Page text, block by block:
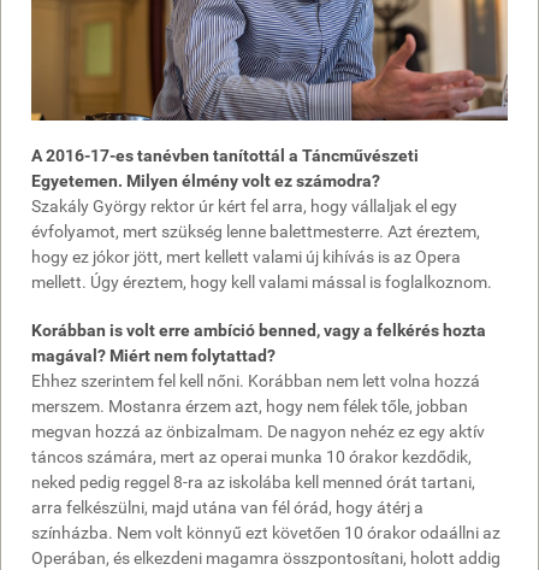
A 2016-17-es tanévben tanítottál a Táncművészeti
Egyetemen. Milyen élmény volt ez számodra?
Szakály György rektor úr kért fel arra, hogy vállaljak el egy
évfolyamot, mert szükség lenne balettmesterre. Azt éreztem,
hogy ez jókor jött, mert kellett valami új kihívás is az Opera
mellett. Úgy éreztem, hogy kell valami mással is foglalkoznom.
Korábban is volt erre ambíció benned, vagy a felkérés hozta
magával? Miért nem folytattad?
Ehhez szerintem fel kell nőni. Korábban nem lett volna hozzá
merszem. Mostanra érzem azt, hogy nem félek tőle, jobban
megvan hozzá az önbizalmam. De nagyon nehéz ez egy aktív
táncos számára, mert az operai munka 10 órakor kezdődik,
neked pedig reggel 8-ra az iskolába kell menned órát tartani,
arra felkészülni, majd utána van fél órád, hogy átérj a
színházba. Nem volt könnyű ezt követően 10 órakor odaállni az
Operában, és elkezdeni magamra összpontosítani, holott addig